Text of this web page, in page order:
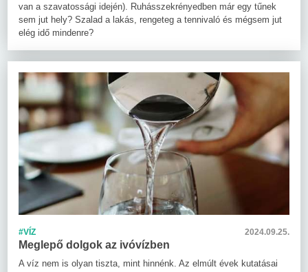
van a szavatossági idején). Ruhásszekrényedben már egy tűnek
sem jut hely? Szalad a lakás, rengeteg a tennivaló és mégsem jut
elég idő mindenre?
#VÍZ 2024.09.25.
Meglepő dolgok az ivóvízben
A víz nem is olyan tiszta, mint hinnénk. Az elmúlt évek kutatásai